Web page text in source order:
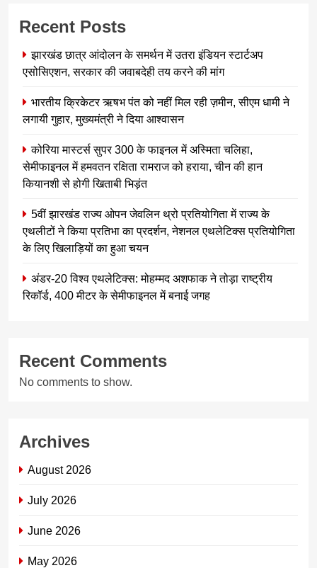
Recent Posts
झारखंड छात्र आंदोलन के समर्थन में उतरा इंडियन स्टार्टअप
एसोसिएशन, सरकार की जवाबदेही तय करने की मांग
भारतीय क्रिकेटर ऋषभ पंत को नहीं मिल रही ज़मीन, सीएम धामी ने
लगायी गुहार, मुख्यमंत्री ने दिया आश्वासन
कोरिया मास्टर्स सुपर 300 के फाइनल में अस्मिता चलिहा,
सेमीफाइनल में हमवतन रक्षिता रामराज को हराया, चीन की हान
कियानशी से होगी खिताबी भिड़ंत
5वीं झारखंड राज्य ओपन जेवलिन थ्रो प्रतियोगिता में राज्य के
एथलीटों ने किया प्रतिभा का प्रदर्शन, नेशनल एथलेटिक्स प्रतियोगिता
के लिए खिलाड़ियों का हुआ चयन
अंडर-20 विश्व एथलेटिक्स: मोहम्मद अशफाक ने तोड़ा राष्ट्रीय
रिकॉर्ड, 400 मीटर के सेमीफाइनल में बनाई जगह
Recent Comments
No comments to show.
Archives
August 2026
July 2026
June 2026
May 2026